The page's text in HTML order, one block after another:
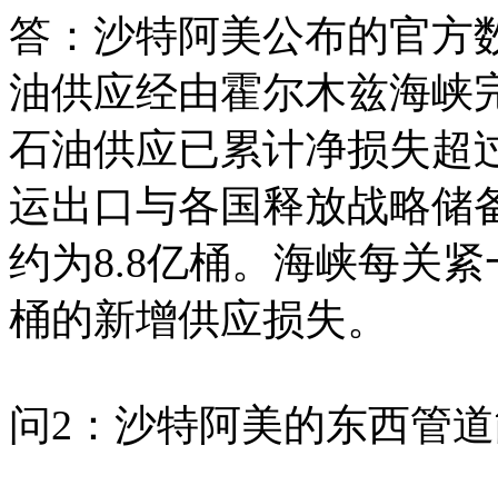
答：沙特阿美公布的官方
油供应经由霍尔木兹海峡
石油供应已累计净损失超
运出口与各国释放战略储
约为8.8亿桶。海峡每关
桶的新增供应损失。
问2：沙特阿美的东西管